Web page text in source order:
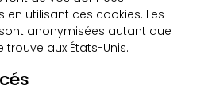
en utilisant ces cookies. Les
anonymisées autant que
aux États-Unis.